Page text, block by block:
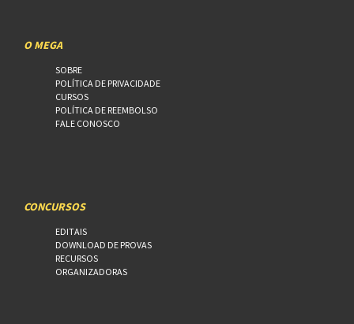
O MEGA
SOBRE
POLÍTICA DE PRIVACIDADE
CURSOS
POLÍTICA DE REEMBOLSO
FALE CONOSCO
CONCURSOS
EDITAIS
DOWNLOAD DE PROVAS
RECURSOS
ORGANIZADORAS